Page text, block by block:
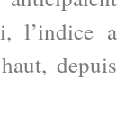
l’indice a
depuis